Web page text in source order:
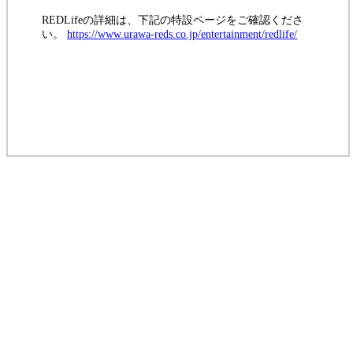
REDLifeの詳細は、下記の特設ページをご確認くださ
い。https://www.urawa-reds.co.jp/entertainment/redlife/